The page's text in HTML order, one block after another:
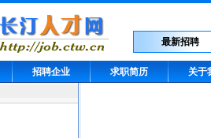
最新招聘
招聘企业 求职简历
关于